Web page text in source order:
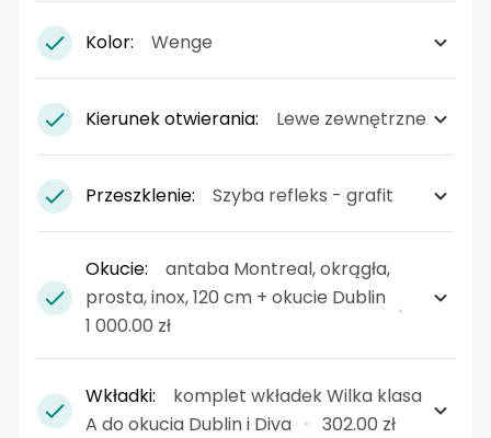
Kolor: Wenge
Kierunek otwierania: Lewe zewnętrzne
Przeszklenie: Szyba refleks - grafit
Okucie:
antaba Montreal, okrągła,
prosta, inox, 120 cm + okucie Dublin
1 000.00 zł
Wkładki:
komplet wkładek Wilka klasa
A do okucia Dublin i Diva
302.00 zł